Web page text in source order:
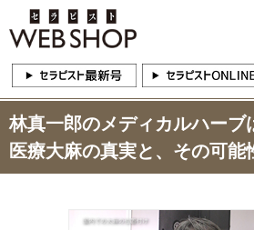
林真一郎のメディカルハーブ
医療大麻の真実と、その可能